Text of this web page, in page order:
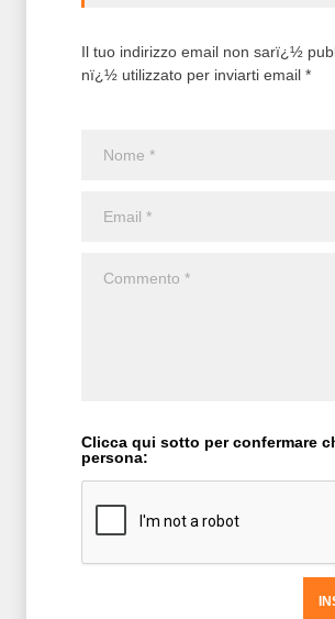
Il tuo indirizzo email non sarï¿½
nï¿½ utilizzato per inviarti email *
Clicca qui sotto per confermare
persona: